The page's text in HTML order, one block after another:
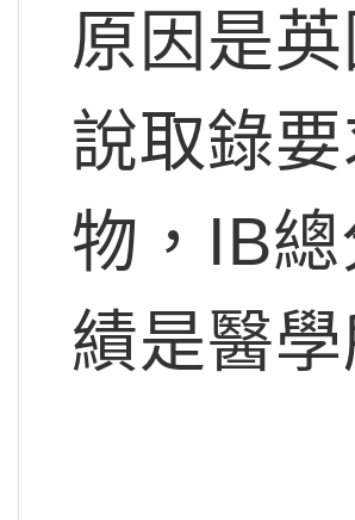
原因是
說取錄
物，IB
績是醫